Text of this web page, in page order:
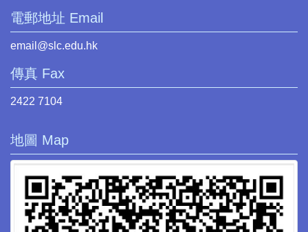
電郵地址 Email
email@slc.edu.hk
傳真 Fax
2422 7104
地圖 Map